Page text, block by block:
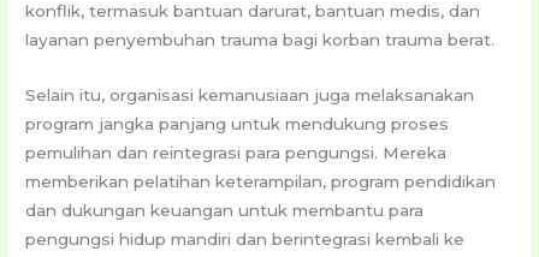
konflik, termasuk bantuan darurat, bantuan medis, dan
layanan penyembuhan trauma bagi korban trauma berat.
Selain itu, organisasi kemanusiaan juga melaksanakan
program jangka panjang untuk mendukung proses
pemulihan dan reintegrasi para pengungsi. Mereka
memberikan pelatihan keterampilan, program pendidikan
dan dukungan keuangan untuk membantu para
pengungsi hidup mandiri dan berintegrasi kembali ke